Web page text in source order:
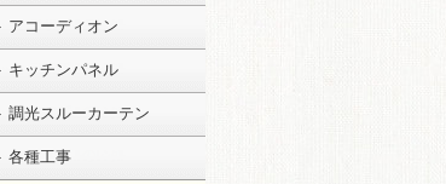
アコーディオン
キッチンパネル
調光スルーカーテン
各種工事